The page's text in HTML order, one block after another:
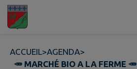
Contenu
ACCUEIL>AGENDA>
🥕 MARCHÉ BIO A LA FERME 🥕